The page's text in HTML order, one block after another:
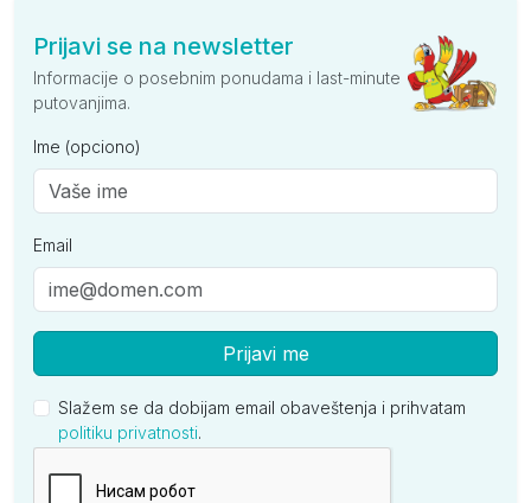
Prijavi se na newsletter
Informacije o posebnim ponudama i last-minute
putovanjima.
Ime (opciono)
Email
Prijavi me
Slažem se da dobijam email obaveštenja i prihvatam
politiku privatnosti.